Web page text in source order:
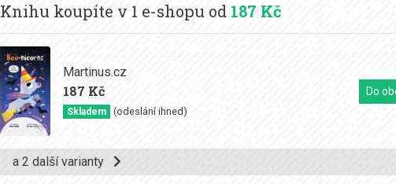
Knihu koupíte v 1 e-shopu od 187 Kč
Martinus.cz
187 Kč
Skladem (odeslání ihned)
Do
a 2 další varianty